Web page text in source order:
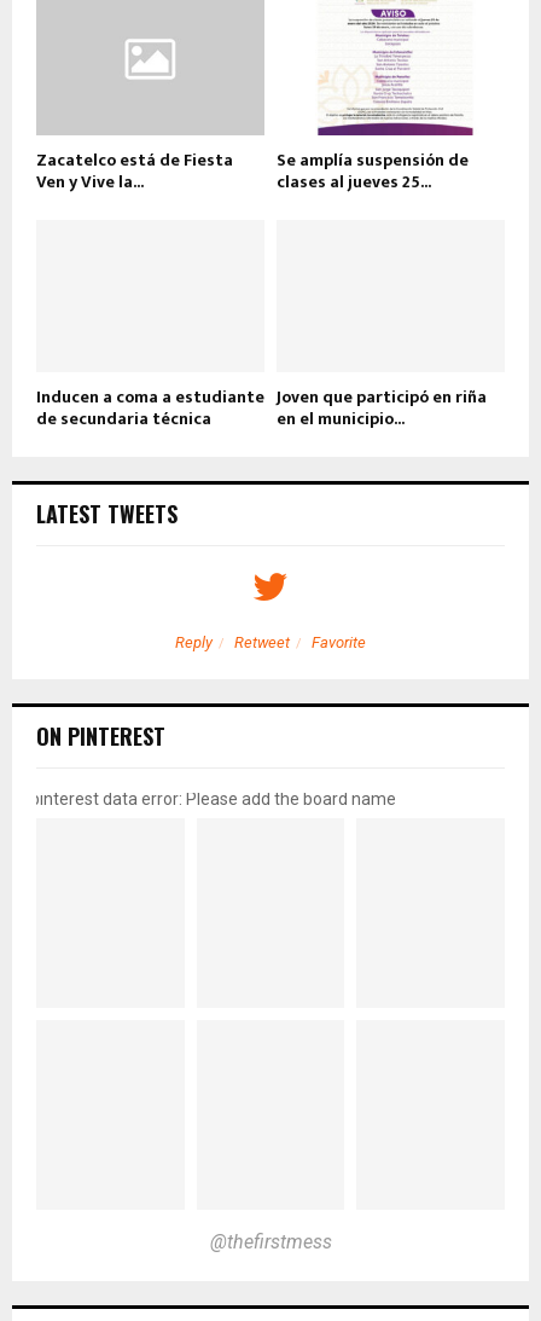
Zacatelco está de Fiesta
Ven y Vive la...
Se amplía suspensión de
clases al jueves 25...
Inducen a coma a estudiante
de secundaria técnica
Joven que participó en riña
en el municipio...
LATEST TWEETS
Reply Retweet Favorite
ON PINTEREST
pinterest data error: Please add the board name
@thefirstmess